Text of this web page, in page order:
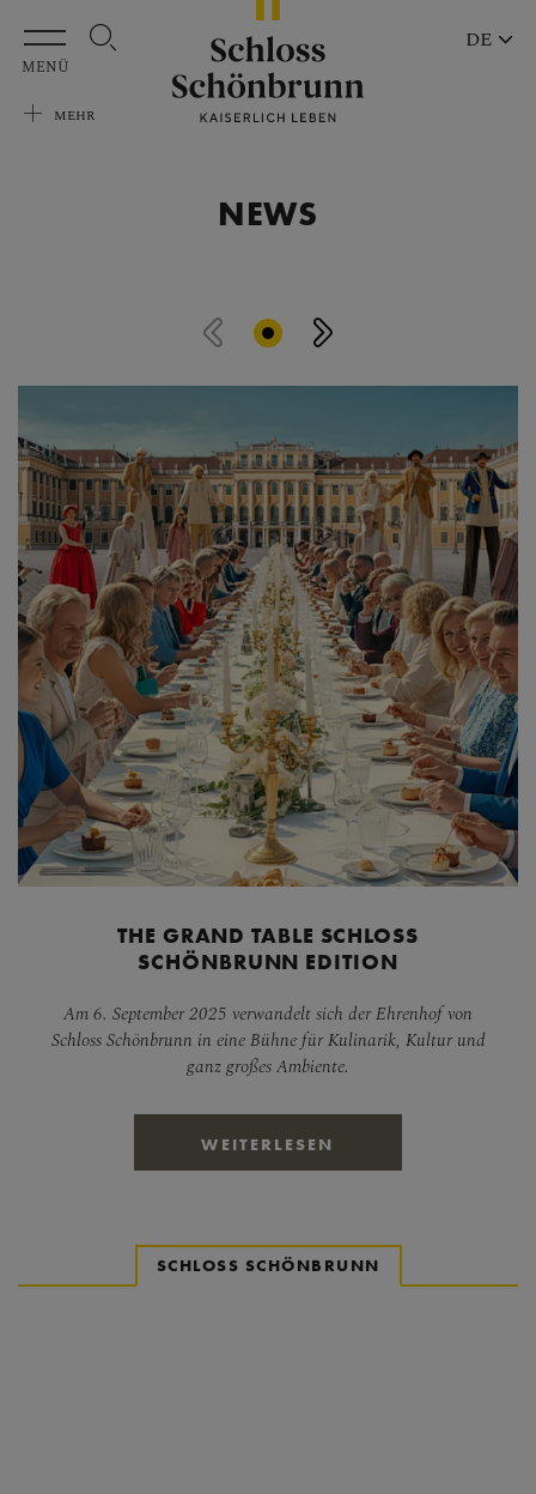
Zum Hauptinhalt springen
MENÜ
MEHR
DE
NEWS
THE GRAND TABLE SCHLOSS
SCHÖNBRUNN EDITION
Am 6. September 2025 verwandelt sich der Ehrenhof von
Schloss Schönbrunn in eine Bühne für Kulinarik, Kultur und
ganz großes Ambiente.
WEITERLESEN
SCHLOSS SCHÖNBRUNN